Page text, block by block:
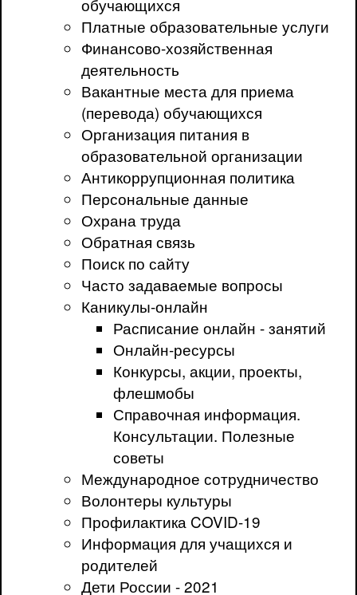
Платные образовательные услуги
Финансово-хозяйственная
деятельность
Вакантные места для приема
(перевода) обучающихся
Организация питания в
образовательной организации
Антикоррупционная политика
Персональные данные
Охрана труда
Обратная связь
Поиск по сайту
Часто задаваемые вопросы
Каникулы-онлайн
Расписание онлайн - занятий
Онлайн-ресурсы
Конкурсы, акции, проекты,
флешмобы
Справочная информация.
Консультации. Полезные
советы
Международное сотрудничество
Волонтеры культуры
Профилактика COVID-19
Информация для учащихся и
родителей
Дети России - 2021